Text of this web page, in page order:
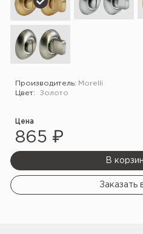
Производитель: Morelli
Цвет:
Золото
Цена
865 ₽
В
Заказать